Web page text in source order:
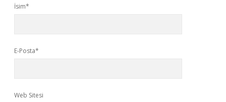
İsim*
E-Posta*
Web Sitesi